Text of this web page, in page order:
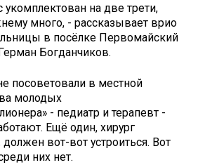
укомплектован на две трети,
много, - рассказывает врио
в посёлке Первомайский
Богданчиков.
посоветовали в местной
молодых
- педиатр и терапевт -
Ещё один, хирург
должен вот-вот устроиться. Вот
них нет.